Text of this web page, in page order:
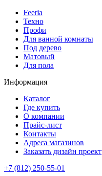
Feeria
Техно
Профи
Для ванной комнаты
Под дерево
Матовый
Для пола
Информация
Каталог
Где купить
О компании
Прайс-лист
Контакты
Адреса магазинов
Заказать дизайн проект
+7 (812) 250-55-01